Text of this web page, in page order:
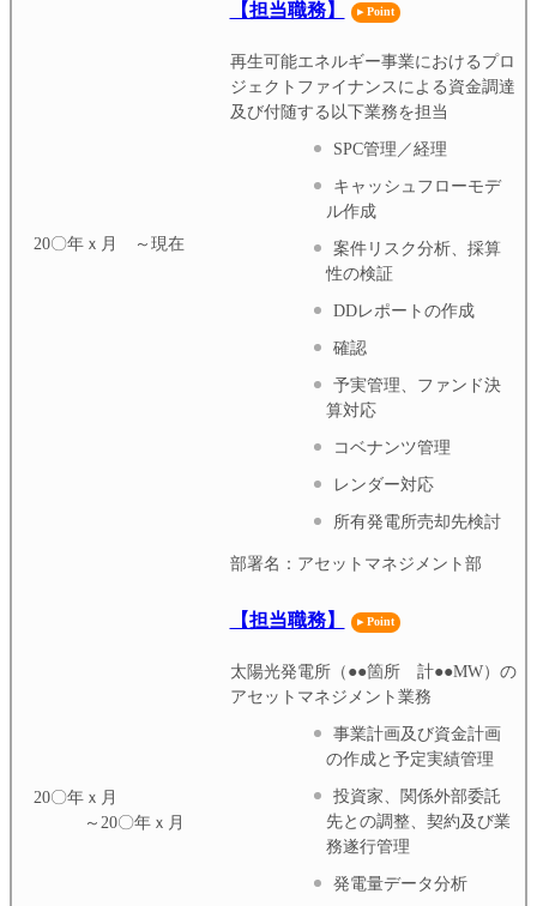
20〇年ｘ月 ～現在
【担当職務】
再生可能エネルギー事業におけるプロ
ジェクトファイナンスによる資金調達
及び付随する以下業務を担当
SPC管理／経理
キャッシュフローモデ
ル作成
案件リスク分析、採算
性の検証
DDレポートの作成
確認
予実管理、ファンド決
算対応
コベナンツ管理
レンダー対応
所有発電所売却先検討
20〇年ｘ月
～20〇年ｘ月
部署名：アセットマネジメント部
【担当職務】
太陽光発電所（●●箇所 計●●MW）の
アセットマネジメント業務
事業計画及び資金計画
の作成と予定実績管理
投資家、関係外部委託
先との調整、契約及び業
務遂行管理
発電量データ分析